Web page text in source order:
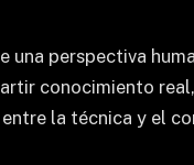
una perspectiva
conocimiento
la técnica y el